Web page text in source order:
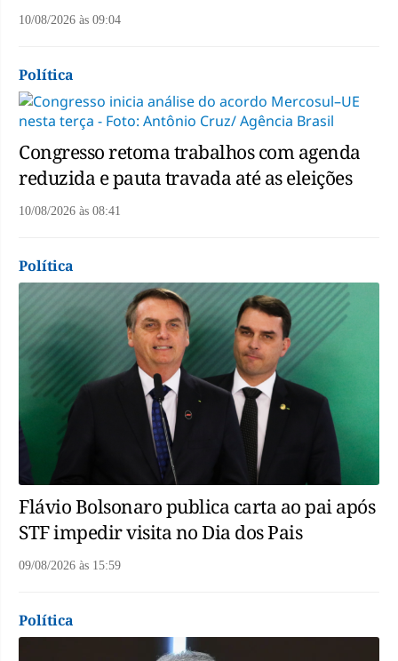
10/08/2026 às 09:04
Política
Congresso retoma trabalhos com agenda
reduzida e pauta travada até as eleições
10/08/2026 às 08:41
Política
Flávio Bolsonaro publica carta ao pai após
STF impedir visita no Dia dos Pais
09/08/2026 às 15:59
Política